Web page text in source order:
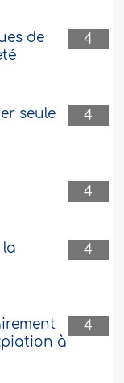
4
de
4
seule
4
4
la
4
à